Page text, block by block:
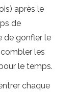
après le
de
de gonfler le
les
le temps.
chaque